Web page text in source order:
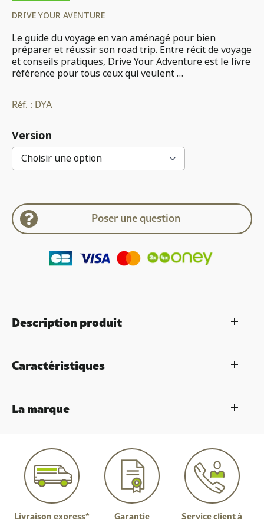
DRIVE YOUR AVENTURE
Le guide du voyage en van aménagé pour bien
préparer et réussir son road trip. Entre récit de voyage
et conseils pratiques, Drive Your Adventure est le livre
référence pour tous ceux qui veulent …
Réf. : DYA
Version
Poser une question
Description produit
Caractéristiques
La marque
Livraison express*
Garantie
Service client à